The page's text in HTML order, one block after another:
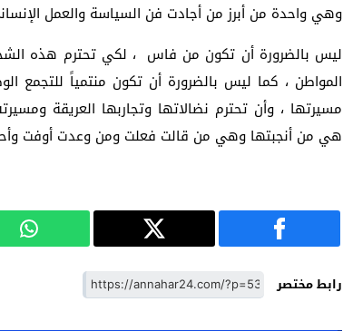
وهي واحدة من أبرز من أجادت فن السياسة والعمل
ليس بالضرورة أن تكون من فاس ، لكي تحترم هذه
المواطن ، كما ليس بالضرورة أن تكون منتمياً للتجمع
مسيرتها ، وأن تحترم نضالاتها وتجاربها العريقة
هي من أنجبتها وهي من قالت فعلت ومن وعدت أوفت
رابط مختصر